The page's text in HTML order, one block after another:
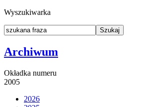
Wyszukiwarka
Archiwum
Okładka numeru
2005
2026